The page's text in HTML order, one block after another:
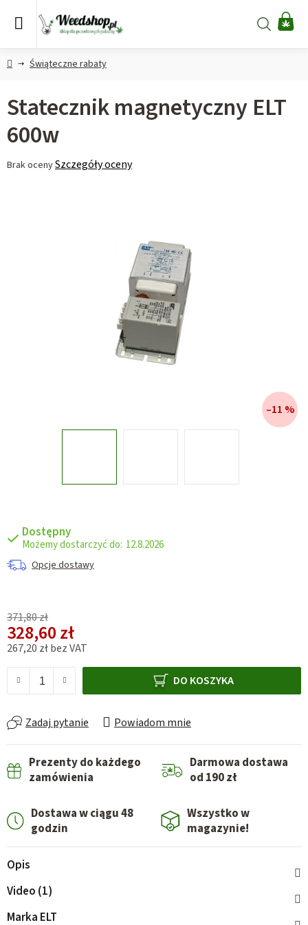
Szukaj
HomeŚwiąteczne rabaty
Dostępny
12.8.2026
Opcje dostawy
371,80 zł
328,60 zł
267,20 zł bez VAT
DO KOSZYKA
Zadaj pytanie Powiadom mnie
Statecznik magnetyczny ELT
600w
Średnia
Brak ocenySzczegóły oceny
–11 %
Prezenty do każdego
zamówienia
Darmowa dostawa
od 190 zł
Dostawa w ciągu 48
godzin
Wszystko w
magazynie!
Opis
Video (1)
Marka ELT